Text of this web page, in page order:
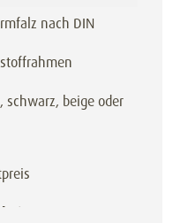
nach DIN
schwarz, beige oder
bei